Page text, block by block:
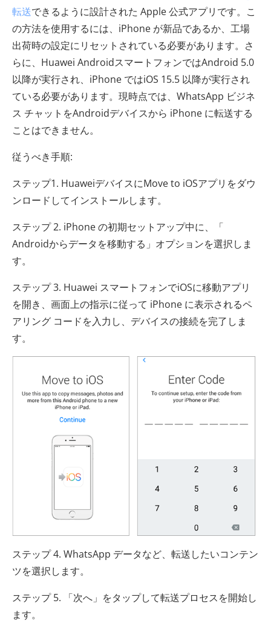
転送できるように設計された Apple 公式アプリです。こ
の方法を使用するには、iPhone が新品であるか、工場
出荷時の設定にリセットされている必要があります。さ
らに、Huawei AndroidスマートフォンではAndroid 5.0
以降が実行され、iPhone ではiOS 15.5 以降が実行され
ている必要があります。現時点では、WhatsApp ビジネ
ス チャットをAndroidデバイスから iPhone に転送する
ことはできません。
従うべき手順:
ステップ1. HuaweiデバイスにMove to iOSアプリをダウ
ンロードしてインストールします。
ステップ 2. iPhone の初期セットアップ中に、「
Androidからデータを移動する」オプションを選択しま
す。
ステップ 3. Huawei スマートフォンでiOSに移動アプリ
を開き、画面上の指示に従って iPhone に表示されるペ
アリング コードを入力し、デバイスの接続を完了しま
す。
ステップ 4. WhatsApp データなど、転送したいコンテン
ツを選択します。
ステップ 5. 「次へ」をタップして転送プロセスを開始し
ます。